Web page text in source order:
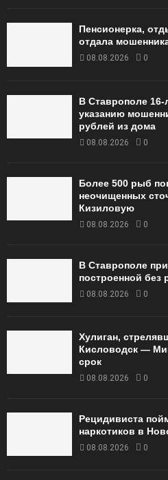
Пенсионерка,
отдала
08.08.2026 0
В Ставрополе 16-
указанию
рублей из дома
08.08.2026 0
Более 500 рыб
неочищенных
Кизиловую
08.08.2026 0
В Ставрополе
построенной без
08.08.2026 0
Хулиган,
Кисловодск —
срок
08.08.2026 0
Рецидивиста
наркотиков в
08.08.2026 0